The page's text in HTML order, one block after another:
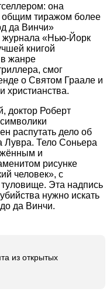
она
общим тиражом более
да Винчи»
журнала «Нью-Йорк
книгой
жанре
смог
о Святом Граале и
христианства.
доктор Роберт
распутать дело об
Лувра. Тело Соньера
и
рисунке
человек», с
Эта надпись
нужно искать
да Винчи.
из открытых